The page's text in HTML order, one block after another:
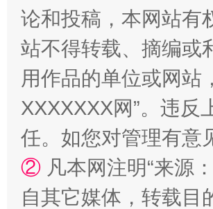
论和投稿，本网站有
站不得转载、摘编或
用作品的单位或网站
XXXXXXX网”。违
任。如您对管理有意
② 凡本网注明“来源
自其它媒体，转载目